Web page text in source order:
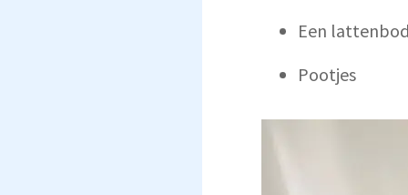
Een
Pootjes